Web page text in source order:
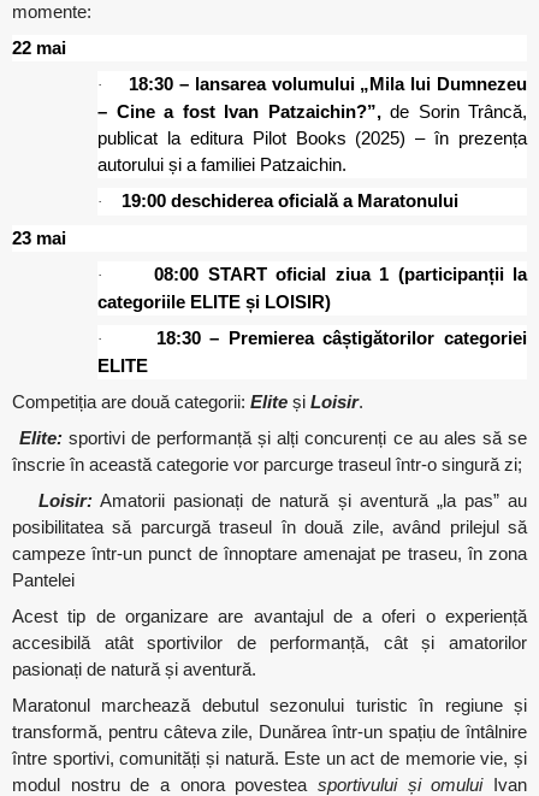
momente:
22 mai
· 18:30 – lansarea volumului „Mila lui Dumnezeu
– Cine a fost Ivan Patzaichin?”, de Sorin Trâncă,
publicat la editura Pilot Books (2025) – în prezența
autorului și a familiei Patzaichin.
·
19:00 deschiderea oficială a Maratonului
23 mai
·
08:00 START oficial ziua 1 (participanții la
categoriile ELITE și LOISIR)
·
18:30 – Premierea câștigătorilor categoriei
ELITE
Competiția are două categorii: Elite și Loisir.
Elite:sportivi de performanță și alți concurenți ce au ales să se
înscrie în această categorie vor parcurge traseul într-o singură zi;
Loisir:Amatorii pasionați de natură și aventură „la pas” au
posibilitatea să parcurgă traseul în două zile, având prilejul să
campeze într-un punct de înnoptare amenajat pe traseu, în zona
Pantelei
Acest tip de organizare are avantajul de a oferi o experiență
accesibilă atât sportivilor de performanță, cât și amatorilor
pasionați de natură și aventură.
Maratonul marchează debutul sezonului turistic în regiune și
transformă, pentru câteva zile, Dunărea într-un spațiu de întâlnire
între sportivi, comunități și natură. Este un act de memorie vie, și
modul nostru de a onora povestea sportivului și omuluiIvan